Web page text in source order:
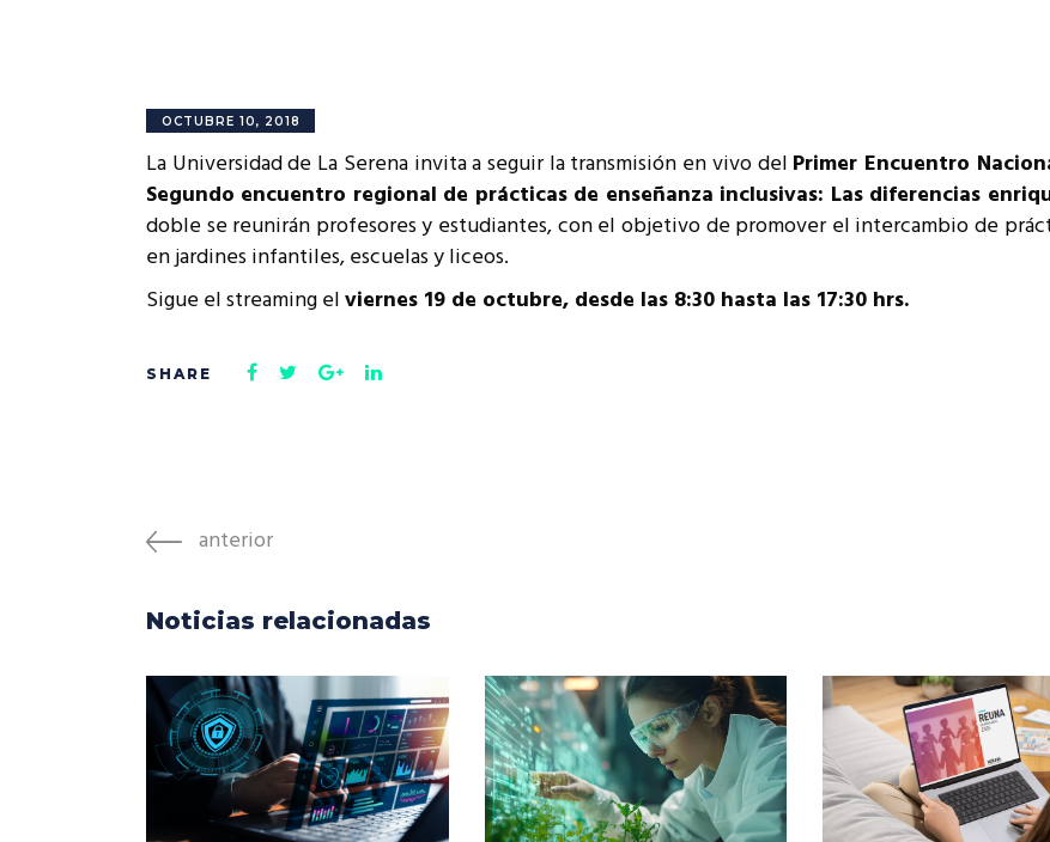
OCTUBRE 10, 2018
La Universidad de La Serena invita a seguir la transmisión en vivo del Primer Encuentro
Segundo encuentro regional de prácticas de enseñanza inclusivas: Las diferencias
doble se reunirán profesores y estudiantes, con el objetivo de promover el intercambio de
en jardines infantiles, escuelas y liceos.
Sigue el streaming elviernes 19 de octubre, desde las 8:30 hasta las 17:30 hrs.
anterior
Noticias relacionadas